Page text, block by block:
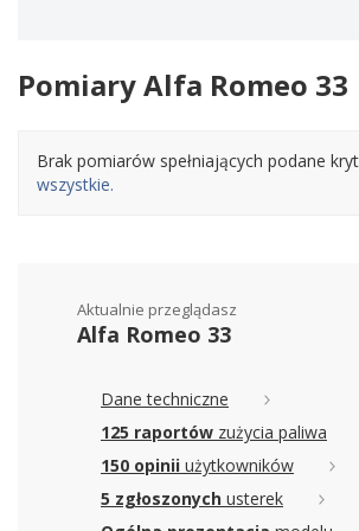
Pomiary Alfa Romeo 33
Brak pomiarów spełniających podane
wszystkie.
Aktualnie przeglądasz
Alfa Romeo 33
Dane techniczne
125 raportów zużycia paliwa
150 opinii użytkowników
5 zgłoszonych usterek